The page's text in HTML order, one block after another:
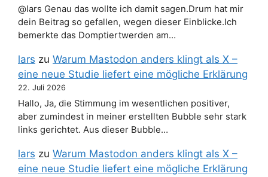
@lars Genau das wollte ich damit sagen.Drum hat mir
dein Beitrag so gefallen, wegen dieser Einblicke.Ich
bemerkte das Domptiertwerden am…
lars zu Warum Mastodon anders klingt als X –
eine neue Studie liefert eine mögliche Erklärung
22. Juli 2026
Hallo, Ja, die Stimmung im wesentlichen positiver,
aber zumindest in meiner erstellten Bubble sehr stark
links gerichtet. Aus dieser Bubble…
lars zu Warum Mastodon anders klingt als X –
eine neue Studie liefert eine mögliche Erklärung